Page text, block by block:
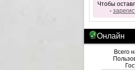
Чтобы
-
Онлайн
Всего